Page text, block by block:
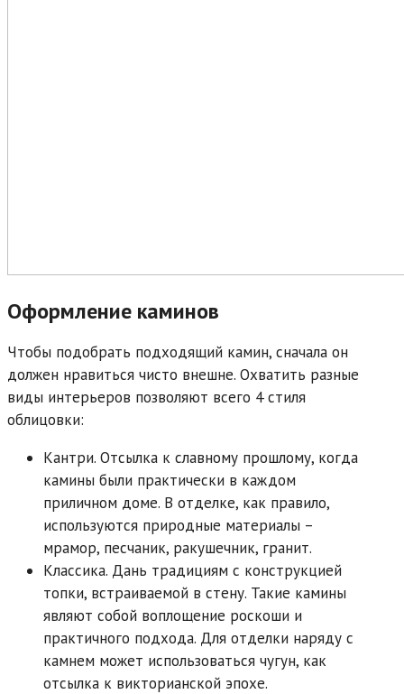
Оформление каминов
Чтобы подобрать подходящий камин, сначала он
должен нравиться чисто внешне. Охватить разные
виды интерьеров позволяют всего 4 стиля
облицовки:
Кантри. Отсылка к славному прошлому, когда
камины были практически в каждом
приличном доме. В отделке, как правило,
используются природные материалы –
мрамор, песчаник, ракушечник, гранит.
Классика. Дань традициям с конструкцией
топки, встраиваемой в стену. Такие камины
являют собой воплощение роскоши и
практичного подхода. Для отделки наряду с
камнем может использоваться чугун, как
отсылка к викторианской эпохе.